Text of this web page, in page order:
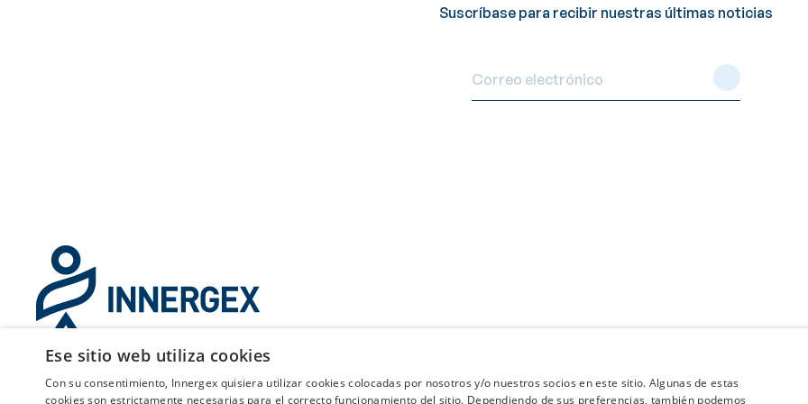
Suscríbase para recibir nuestras últimas noticias
Ese sitio web utiliza cookies
Con su consentimiento, Innergex quisiera utilizar cookies colocadas por nosotros y/o nuestros socios en este sitio. Algunas de estas
cookies son estrictamente necesarias para el correcto funcionamiento del sitio. Dependiendo de sus preferencias, también podemos